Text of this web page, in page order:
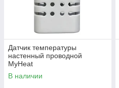
Датчик температуры
настенный проводной
MyHeat
В наличии